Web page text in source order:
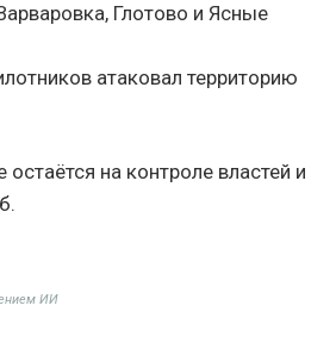
Глотово и Ясные
атаковал территорию
остаётся на контроле властей и
ИИ